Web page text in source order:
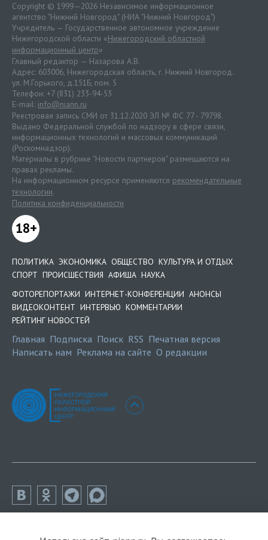
Copyright © 1999—2026 Независимое информационное
агентство "Нижний Новгород" (НИА "Нижний Новгород")
Учредитель — Государственное автономное учреждение
Нижегородской области «Нижегородский областной
информационный центр»
Главный редактор — Назарова А.В.
Адрес: 603006, Нижегородская область, г. Нижний Новгород.
ул. М.Горького, д.151Б, пом. 5
Телефон: +7 (831) 233-94-53
E-mail: info@niann.ru
Реестровая запись СМИ от 31.12.2020 ЭЛ № ФС 77 - 79798.
Выдано Федеральной службой по надзору в сфере связи,
информационных технологий и массовых коммуникаций
(Роскомнадзор).
Материалы в рубрике "Новости партнеров" размещаются на
правах рекламы.
На информационном ресурсе применяются рекомендательные
технологии.
Политика конфиденциальности
18+
ПОЛИТИКА ЭКОНОМИКА ОБЩЕСТВО КУЛЬТУРА И ОТДЫХ
СПОРТ ПРОИСШЕСТВИЯ АФИША НАУКА
ФОТОРЕПОРТАЖИ ИНТЕРНЕТ-КОНФЕРЕНЦИИ АНОНСЫ
ВИДЕОКОНТЕНТ ИНТЕРВЬЮ КОММЕНТАРИИ
РЕЙТИНГ НОВОСТЕЙ
Главная Подписка Поиск RSS Печатная версия
Написать нам Реклама на сайте О редакции